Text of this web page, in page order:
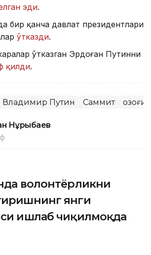
эди.
бир қанча давлат президентлари
ўтказди.
ўтказган Эрдоған Путинни
қилди.
Владимир Путин Саммит
Нұрыбаев
волонтёрликни
янги
ишлаб чиқилмоқда